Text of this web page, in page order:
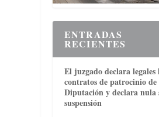
ENTRADAS
RECIENTES
El juzgado declara legales
contratos de patrocinio de
Diputación y declara nula
suspensión